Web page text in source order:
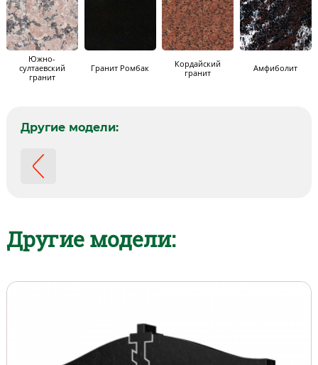
Южно-
султаевский
гранит
Гранит Ромбак
Кордайский
гранит
Амфиболит
Другие модели:
Другие модели: